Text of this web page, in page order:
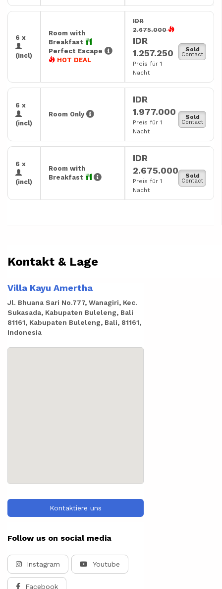
6 x
(incl)
Room with
Breakfast
Perfect Escape
HOT DEAL
IDR
2.675.000
IDR
1.257.250
Preis für 1
Nacht
Sold
Contact
6 x
(incl)
Room Only
IDR
1.977.000
Preis für 1
Nacht
Sold
Contact
6 x
(incl)
Room with
Breakfast
IDR
2.675.000
Preis für 1
Nacht
Sold
Contact
Kontakt & Lage
Villa Kayu Amertha
Jl. Bhuana Sari No.777, Wanagiri, Kec.
Sukasada, Kabupaten Buleleng, Bali
81161, Kabupaten Buleleng, Bali, 81161,
Indonesia
Kontaktiere uns
Follow us on social media
Instagram Youtube
Facebook